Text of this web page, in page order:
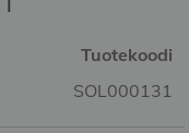
Tuotekoodi
SOL000131